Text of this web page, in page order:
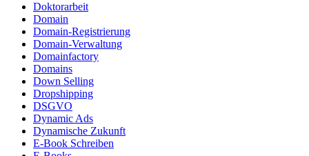
Doktorarbeit
Domain
Domain-Registrierung
Domain-Verwaltung
Domainfactory
Domains
Down Selling
Dropshipping
DSGVO
Dynamic Ads
Dynamische Zukunft
E-Book Schreiben